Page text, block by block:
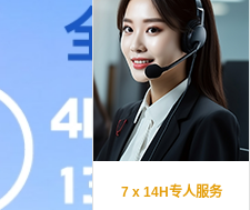
7 x 14H专人服务